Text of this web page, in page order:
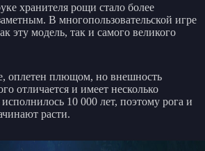
хранителя рощи стало более
В многопользовательской игре
эту модель, так и самого великого
оплетен плющом, но внешность
отличается и имеет несколько
10 000 лет, поэтому рога и
расти.